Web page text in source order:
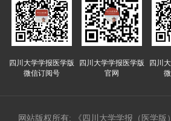
四川大学学报医学版
微信订阅号
四川大学学报医学版
官网
四川
网站版权所有: 《四川大学学报（医学版